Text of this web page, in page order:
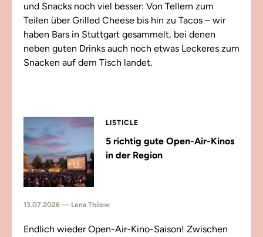
und Snacks noch viel besser: Von Tellern zum
Teilen über Grilled Cheese bis hin zu Tacos – wir
haben Bars in Stuttgart gesammelt, bei denen
neben guten Drinks auch noch etwas Leckeres zum
Snacken auf dem Tisch landet.
LISTICLE
5 richtig gute Open-Air-Kinos
in der Region
13.07.2026 — Lena Thilow
Endlich wieder Open-Air-Kino-Saison! Zwischen